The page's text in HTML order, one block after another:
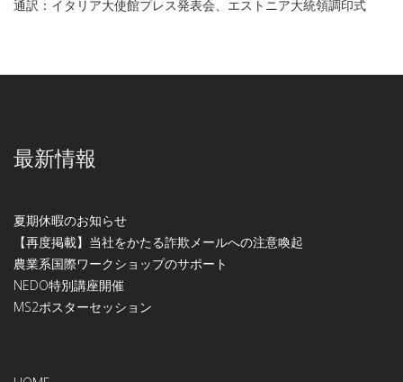
通訳：イタリア大使館プレス発表会、エストニア大統領調印式
最新情報
夏期休暇のお知らせ
【再度掲載】当社をかたる詐欺メールへの注意喚起
農業系国際ワークショップのサポート
NEDO特別講座開催
МS2ポスターセッション